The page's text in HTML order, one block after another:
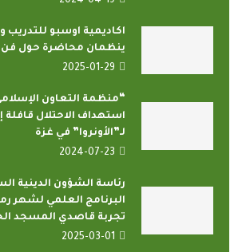
اكاديمية اوسبو للتدريب
ينظمان محاضرة حول فن
2025-01-29
“منظمة التعاون
استهداف الاحتلال قافلة
لـ”الأونروا” في غزة
2024-07-23
رئاسة الشؤون الدينية
البرنامج العلمي لشهر
تجربة قاصدي المسجد
2025-03-01